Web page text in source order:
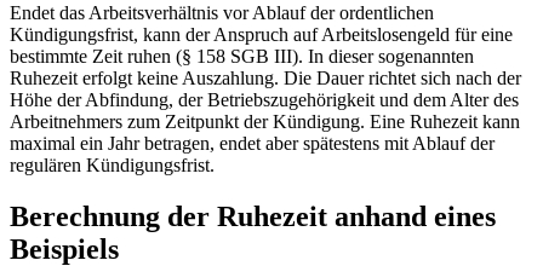
Endet das Arbeitsverhältnis vor Ablauf der ordentlichen
Kündigungsfrist, kann der Anspruch auf Arbeitslosengeld für eine
bestimmte Zeit ruhen (§ 158 SGB III). In dieser sogenannten
Ruhezeit erfolgt keine Auszahlung. Die Dauer richtet sich nach der
Höhe der Abfindung, der Betriebszugehörigkeit und dem Alter des
Arbeitnehmers zum Zeitpunkt der Kündigung. Eine Ruhezeit kann
maximal ein Jahr betragen, endet aber spätestens mit Ablauf der
regulären Kündigungsfrist.
Berechnung der Ruhezeit anhand eines
Beispiels